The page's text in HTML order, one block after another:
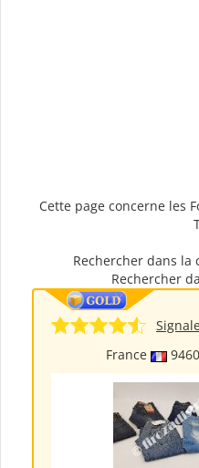
Cette page concerne les
Rechercher dans la
Rechercher
France